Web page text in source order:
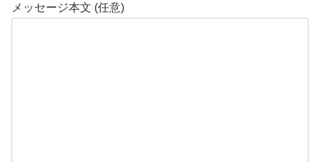
メッセージ本文 (任意)